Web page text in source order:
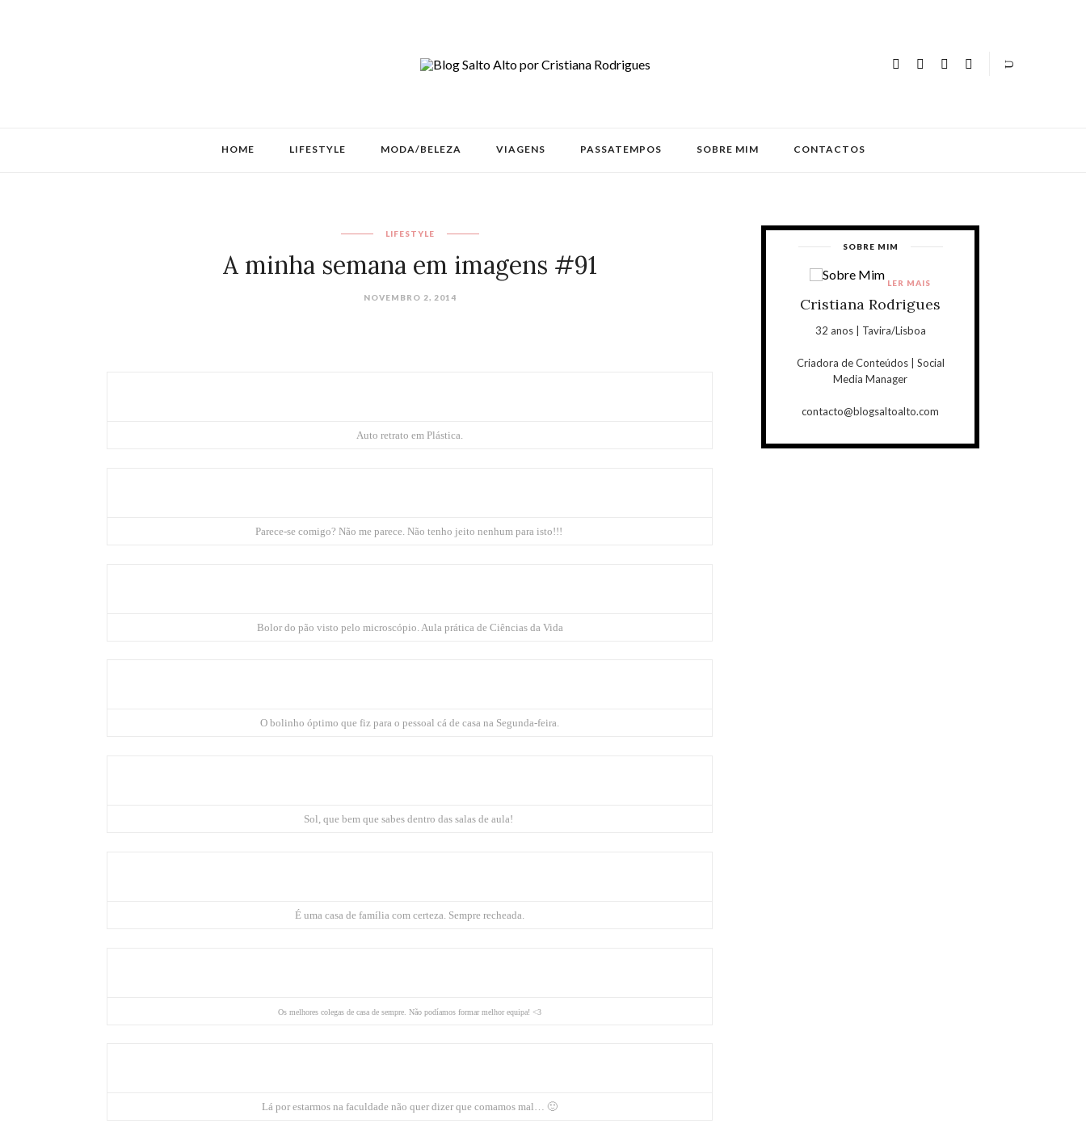
HOME LIFESTYLE MODA/BELEZA VIAGENS PASSATEMPOS SOBRE MIM CONTACTOS
LIFESTYLE
A minha semana em imagens #91
NOVEMBRO 2, 2014
Auto retrato em Plástica.
Parece-se comigo? Não me parece. Não tenho jeito nenhum para isto!!!
Bolor do pão visto pelo microscópio. Aula prática de Ciências da Vida
O bolinho óptimo que fiz para o pessoal cá de casa na Segunda-feira.
Sol, que bem que sabes dentro das salas de aula!
É uma casa de família com certeza. Sempre recheada.
Os melhores colegas de casa de sempre. Não podíamos formar melhor equipa! <3
Lá por estarmos na faculdade não quer dizer que comamos mal… 🙂
SOBRE MIM
Cristiana Rodrigues
32 anos | Tavira/Lisboa
Criadora de Conteúdos | Social
Media Manager
contacto@blogsaltoalto.com
LER MAIS